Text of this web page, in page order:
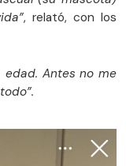
, relató, con los
edad. Antes no me